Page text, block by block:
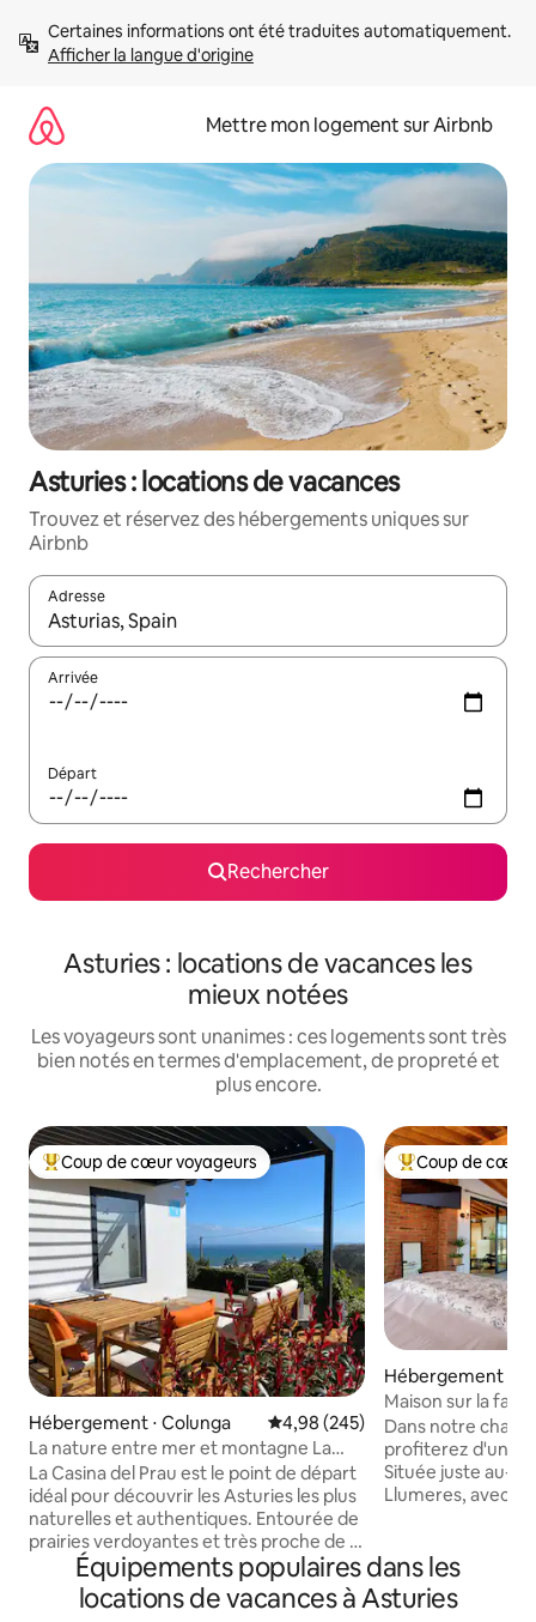
directement
Afficher la langue d'origine
Mettre mon logement sur Airbnb
Asturies : locations de vacances
Trouvez et réservez des hébergements uniques sur
Airbnb
Adresse
Lorsque les résultats s'affichent, utilisez les flèches vers le
Arrivée
Départ
Rechercher
Asturies : locations de vacances les
mieux notées
Les voyageurs sont unanimes : ces logements sont très
bien notés en termes d'emplacement, de propreté et
plus encore.
Coups de cœur voyageurs les plus appréciés
Coup de cœur voyageurs
Hébergement ⋅ Colunga Évaluation moyenne sur la
4,98 (245)
La nature entre mer et montagne La
Casina del Prau
La Casina del Prau est le point de départ
idéal pour découvrir les Asturies les plus
naturelles et authentiques. Entourée de
prairies verdoyantes et très proche de la
mer, elle est idéale pour les amateurs de
randonnée, de surf et de gastronomie
locale, avec un accès rapide aux plages
Coups de cœur
Coup de cœur
Hébergement ⋅
Maison sur la
Dans notre
profiterez d'une
Située juste au-
Llumeres, avec
Principauté des
d'un salon
entièrement
Équipements populaires dans les
locations de vacances à Asturies